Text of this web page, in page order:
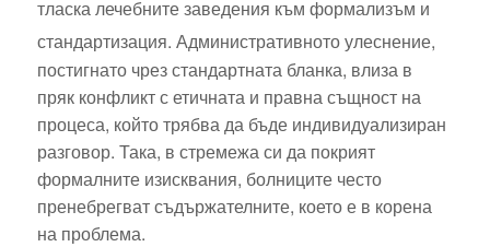
тласка лечебните заведения към формализъм и
стандартизация. Административното улеснение,
постигнато чрез стандартната бланка, влиза в
пряк конфликт с етичната и правна същност на
процеса, който трябва да бъде индивидуализиран
разговор. Така, в стремежа си да покрият
формалните изисквания, болниците често
пренебрегват съдържателните, което е в корена
на проблема.